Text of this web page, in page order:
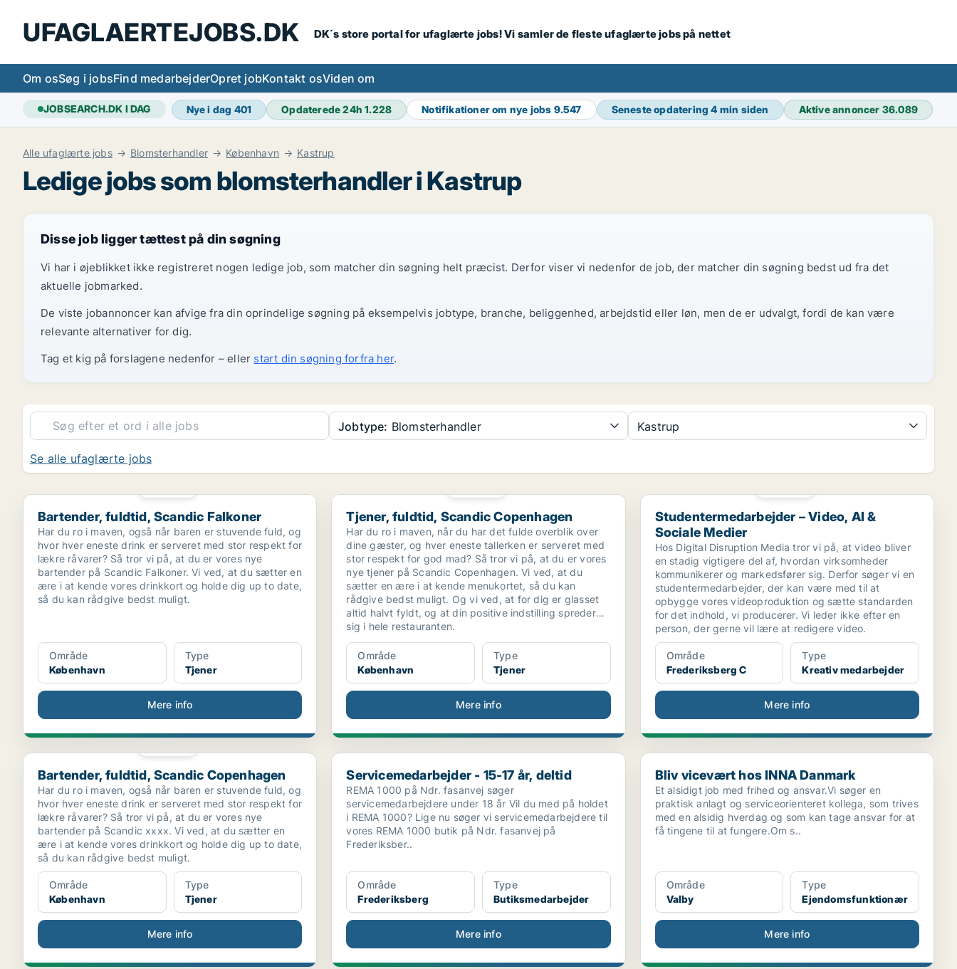
UFAGLAERTEJOBS.DK DK´s store portal for ufaglærte jobs! Vi samler de fleste ufaglærte jobs på nettet
Om osSøg i jobsFind medarbejderOpret jobKontakt osViden om
JOBSEARCH.DK I DAG Nye i dag 401 Opdaterede 24h1.228 Notifikationer om nye jobs 9.547 Seneste opdatering4 min siden Aktive annoncer 36.089
Alle ufaglærte jobs Blomsterhandler København Kastrup
Ledige jobs som blomsterhandler i Kastrup
Disse job ligger tættest på din søgning
Vi har i øjeblikket ikke registreret nogen ledige job, som matcher din søgning helt præcist. Derfor viser vi nedenfor de job, der matcher din søgning bedst ud fra det
aktuelle jobmarked.
De viste jobannoncer kan afvige fra din oprindelige søgning på eksempelvis jobtype, branche, beliggenhed, arbejdstid eller løn, men de er udvalgt, fordi de kan være
relevante alternativer for dig.
Tag et kig på forslagene nedenfor – eller start din søgning forfra her.
Jobtype: Blomsterhandler Kastrup
Se alle ufaglærte jobs
Bartender, fuldtid, Scandic Falkoner
Bartender, fuldtid, Scandic Falkoner
Har du ro i maven, også når baren er stuvende fuld, og
hvor hver eneste drink er serveret med stor respekt for
lækre råvarer? Så tror vi på, at du er vores nye
bartender på Scandic Falkoner. Vi ved, at du sætter en
ære i at kende vores drinkkort og holde dig up to date,
så du kan rådgive bedst muligt.
Område
København
Type
Tjener
Mere info
Tjener, fuldtid, Scandic Copenhagen
Tjener, fuldtid, Scandic Copenhagen
Har du ro i maven, når du har det fulde overblik over
dine gæster, og hver eneste tallerken er serveret med
stor respekt for god mad? Så tror vi på, at du er vores
nye tjener på Scandic Copenhagen. Vi ved, at du
sætter en ære i at kende menukortet, så du kan
rådgive bedst muligt. Og vi ved, at for dig er glasset
altid halvt fyldt, og at din positive indstilling spreder
sig i hele restauranten.
Område
København
Type
Tjener
Mere info
Studentermedarbejder – Video, AI & Sociale Medier
Studentermedarbejder – Video, AI &
Sociale Medier
Hos Digital Disruption Media tror vi på, at video bliver
en stadig vigtigere del af, hvordan virksomheder
kommunikerer og markedsfører sig. Derfor søger vi en
studentermedarbejder, der kan være med til at
opbygge vores videoproduktion og sætte standarden
for det indhold, vi producerer. Vi leder ikke efter en
person, der gerne vil lære at redigere video.
Område
Frederiksberg C
Type
Kreativ medarbejder
Mere info
Bartender, fuldtid, Scandic Copenhagen
Bartender, fuldtid, Scandic Copenhagen
Har du ro i maven, også når baren er stuvende fuld, og
hvor hver eneste drink er serveret med stor respekt for
lækre råvarer? Så tror vi på, at du er vores nye
bartender på Scandic xxxx. Vi ved, at du sætter en
ære i at kende vores drinkkort og holde dig up to date,
så du kan rådgive bedst muligt.
Område
København
Type
Tjener
Mere info
Servicemedarbejder - 15-17 år, deltid
Servicemedarbejder - 15-17 år, deltid
REMA 1000 på Ndr. fasanvej søger
servicemedarbejdere under 18 år Vil du med på holdet
i REMA 1000? Lige nu søger vi servicemedarbejdere til
vores REMA 1000 butik på Ndr. fasanvej på
Frederiksber..
Område
Frederiksberg
Type
Butiksmedarbejder
Mere info
Bliv vicevært hos INNA Danmark
Bliv vicevært hos INNA Danmark
Et alsidigt job med frihed og ansvar.Vi søger en
praktisk anlagt og serviceorienteret kollega, som trives
med en alsidig hverdag og som kan tage ansvar for at
få tingene til at fungere.Om s..
Område
Valby
Type
Ejendomsfunktionær
Mere info